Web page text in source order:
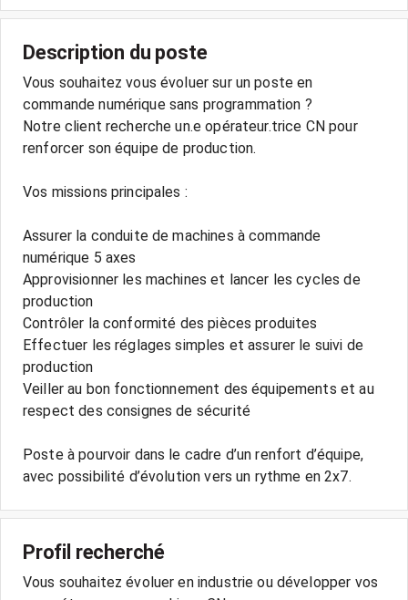
Description du poste
Vous souhaitez vous évoluer sur un poste en
commande numérique sans programmation ?
Notre client recherche un.e opérateur.trice CN pour
renforcer son équipe de production.
Vos missions principales :
Assurer la conduite de machines à commande
numérique 5 axes
Approvisionner les machines et lancer les cycles de
production
Contrôler la conformité des pièces produites
Effectuer les réglages simples et assurer le suivi de
production
Veiller au bon fonctionnement des équipements et au
respect des consignes de sécurité
Poste à pourvoir dans le cadre d’un renfort d’équipe,
avec possibilité d’évolution vers un rythme en 2x7.
Profil recherché
Vous souhaitez évoluer en industrie ou développer vos